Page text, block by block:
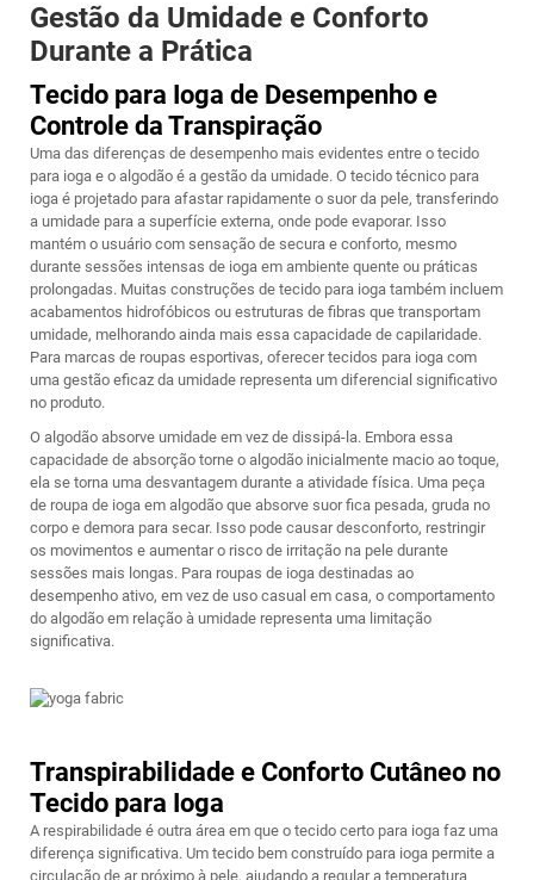
Gestão da Umidade e Conforto
Durante a Prática
Tecido para Ioga de Desempenho e
Controle da Transpiração
Uma das diferenças de desempenho mais evidentes entre o tecido
para ioga e o algodão é a gestão da umidade. O tecido técnico para
ioga é projetado para afastar rapidamente o suor da pele, transferindo
a umidade para a superfície externa, onde pode evaporar. Isso
mantém o usuário com sensação de secura e conforto, mesmo
durante sessões intensas de ioga em ambiente quente ou práticas
prolongadas. Muitas construções de tecido para ioga também incluem
acabamentos hidrofóbicos ou estruturas de fibras que transportam
umidade, melhorando ainda mais essa capacidade de capilaridade.
Para marcas de roupas esportivas, oferecer tecidos para ioga com
uma gestão eficaz da umidade representa um diferencial significativo
no produto.
O algodão absorve umidade em vez de dissipá-la. Embora essa
capacidade de absorção torne o algodão inicialmente macio ao toque,
ela se torna uma desvantagem durante a atividade física. Uma peça
de roupa de ioga em algodão que absorve suor fica pesada, gruda no
corpo e demora para secar. Isso pode causar desconforto, restringir
os movimentos e aumentar o risco de irritação na pele durante
sessões mais longas. Para roupas de ioga destinadas ao
desempenho ativo, em vez de uso casual em casa, o comportamento
do algodão em relação à umidade representa uma limitação
significativa.
Transpirabilidade e Conforto Cutâneo no
Tecido para Ioga
A respirabilidade é outra área em que o tecido certo para ioga faz uma
diferença significativa. Um tecido bem construído para ioga permite a
circulação de ar próximo à pele, ajudando a regular a temperatura